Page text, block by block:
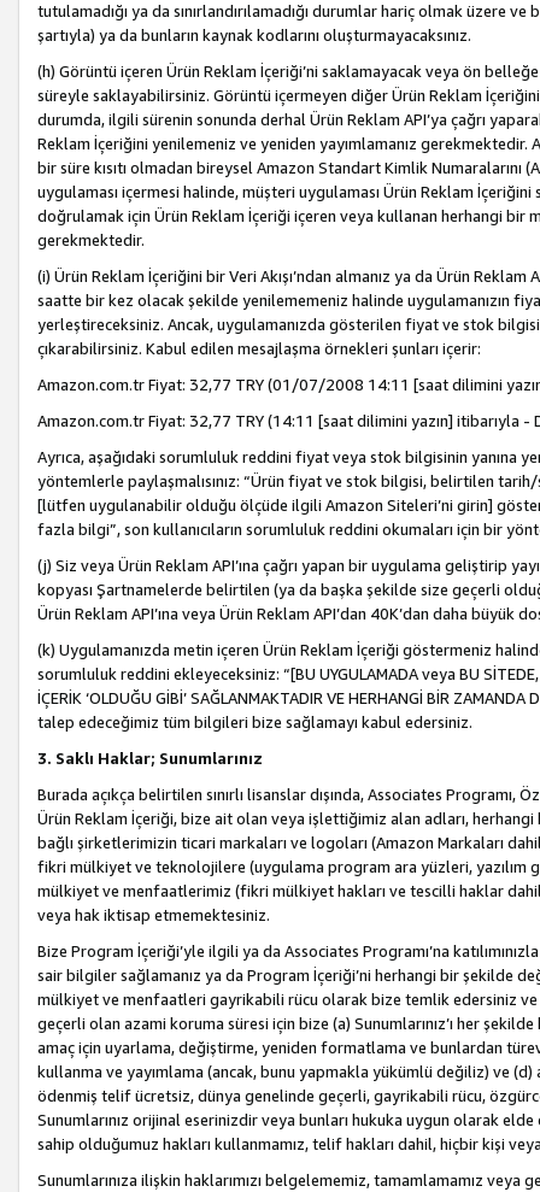
tutulamadığı ya da sınırlandırılamadığı durumlar hariç olmak üzere
şartıyla) ya da bunların kaynak kodlarını oluşturmayacaksınız.
(h) Görüntü içeren Ürün Reklam İçeriği’ni saklamayacak veya ön
süreyle saklayabilirsiniz. Görüntü içermeyen diğer Ürün Reklam
durumda, ilgili sürenin sonunda derhal Ürün Reklam API’ya çağrı
Reklam İçeriğini yenilemeniz ve yeniden yayımlamanız gerekmektedir.
bir süre kısıtı olmadan bireysel Amazon Standart Kimlik Numaralarını
uygulaması içermesi halinde, müşteri uygulaması Ürün Reklam
doğrulamak için Ürün Reklam İçeriği içeren veya kullanan herhangi bir
gerekmektedir.
(i) Ürün Reklam İçeriğini bir Veri Akışı’ndan almanız ya da Ürün
saatte bir kez olacak şekilde yenilememeniz halinde uygulamanızın
yerleştireceksiniz. Ancak, uygulamanızda gösterilen fiyat ve stok
çıkarabilirsiniz. Kabul edilen mesajlaşma örnekleri şunları içerir:
Amazon.com.tr Fiyat: 32,77 TRY (01/07/2008 14:11 [saat dilimini
Amazon.com.tr Fiyat: 32,77 TRY (14:11 [saat dilimini yazın] itibarıyla -
Ayrıca, aşağıdaki sorumluluk reddini fiyat veya stok bilgisinin yanına
yöntemlerle paylaşmalısınız: “Ürün fiyat ve stok bilgisi, belirtilen
[lütfen uygulanabilir olduğu ölçüde ilgili Amazon Siteleri’ni girin]
fazla bilgi”, son kullanıcıların sorumluluk reddini okumaları için bir
(j) Siz veya Ürün Reklam API’ına çağrı yapan bir uygulama geliştirip
kopyası Şartnamelerde belirtilen (ya da başka şekilde size geçerli
Ürün Reklam API’ına veya Ürün Reklam API’dan 40K’dan daha büyük
(k) Uygulamanızda metin içeren Ürün Reklam İçeriği göstermeniz
sorumluluk reddini ekleyeceksiniz: “[BU UYGULAMADA veya BU SİTEDE,
İÇERİK ‘OLDUĞU GİBİ’ SAĞLANMAKTADIR VE HERHANGİ BİR
talep edeceğimiz tüm bilgileri bize sağlamayı kabul edersiniz.
3. Saklı Haklar; Sunumlarınız
Burada açıkça belirtilen sınırlı lisanslar dışında, Associates Programı,
Ürün Reklam İçeriği, bize ait olan veya işlettiğimiz alan adları,
bağlı şirketlerimizin ticari markaları ve logoları (Amazon Markaları
fikri mülkiyet ve teknolojilere (uygulama program ara yüzleri,
mülkiyet ve menfaatlerimiz (fikri mülkiyet hakları ve tescilli haklar
veya hak iktisap etmemektesiniz.
Bize Program İçeriği’yle ilgili ya da Associates Programı’na
sair bilgiler sağlamanız ya da Program İçeriği’ni herhangi bir şekilde
mülkiyet ve menfaatleri gayrikabili rücu olarak bize temlik edersiniz ve
geçerli olan azami koruma süresi için bize (a) Sunumlarınız’ı her
amaç için uyarlama, değiştirme, yeniden formatlama ve bunlardan türev
kullanma ve yayımlama (ancak, bunu yapmakla yükümlü değiliz) ve
ödenmiş telif ücretsiz, dünya genelinde geçerli, gayrikabili rücu,
Sunumlarınız orijinal eserinizdir veya bunları hukuka uygun olarak
sahip olduğumuz hakları kullanmamız, telif hakları dahil, hiçbir kişi
Sunumlarınıza ilişkin haklarımızı belgelememiz, tamamlamamız